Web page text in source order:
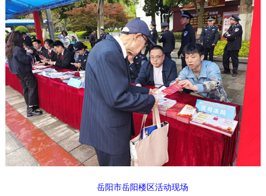
岳阳市岳阳楼区活动现场